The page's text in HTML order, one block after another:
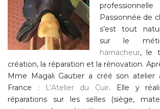
professionnelle
Passionnée de
s’est tout
sur le
harnacheur, le
création, la réparation et la rénovation.
Mme Magali Gautier a créé son atelier
France :
L’Atelier du Cuir. Elle y
réparations sur les selles (siège,